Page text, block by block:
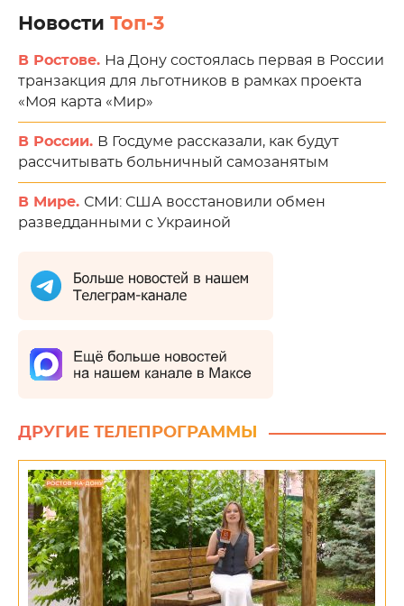
Новости Топ-3
В Ростове. На Дону состоялась первая в России
транзакция для льготников в рамках проекта
«Моя карта «Мир»
В России. В Госдуме рассказали, как будут
рассчитывать больничный самозанятым
В Мире. СМИ: США восстановили обмен
разведданными с Украиной
ДРУГИЕ ТЕЛЕПРОГРАММЫ